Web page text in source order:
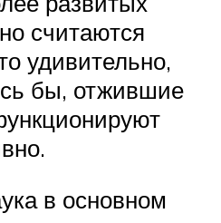
считаются
удивительно,
бы, отжившие
в основном